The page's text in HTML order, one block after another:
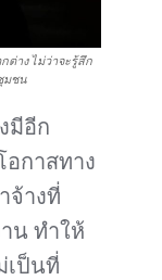
ต่าง ไม่ว่าจะรู้สึก
มชน
มีอีก
อกาสทาง
จ้างที่
น ทำให้
เป็นที่